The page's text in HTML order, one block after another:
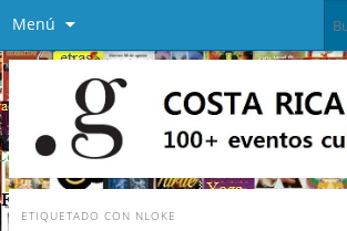
Menú
ETIQUETADO CON NLOKE